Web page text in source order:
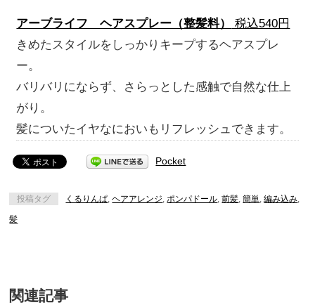
アーブライフ ヘアスプレー（整髪料）
税込540円
きめたスタイルをしっかりキープするヘアスプレ
ー。
バリバリにならず、さらっとした感触で自然な仕上
がり。
髪についたイヤなにおいもリフレッシュできます。
Pocket
投稿タグ くるりんぱ ,ヘアアレンジ ポンパドール ,前髪 ,簡単 ,編み込み
髪
関連記事